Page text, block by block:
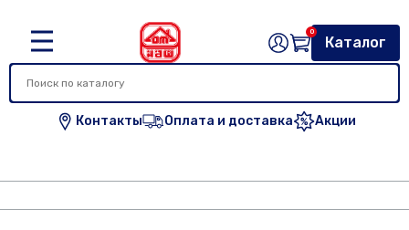
Контакты Оплата и доставка Акции
Каталог
0